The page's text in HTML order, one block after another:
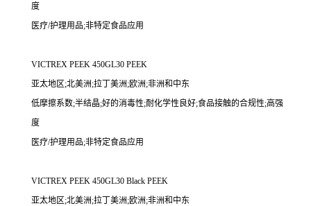
度
医疗/护理用品;非特定食品应用
VICTREX PEEK 450GL30 PEEK
亚太地区;北美洲;拉丁美洲;欧洲;非洲和中东
低摩擦系数;半结晶;好的消毒性;耐化学性良好;食品接触的合规性;高强
度
医疗/护理用品;非特定食品应用
VICTREX PEEK 450GL30 Black PEEK
亚太地区;北美洲;拉丁美洲;欧洲;非洲和中东